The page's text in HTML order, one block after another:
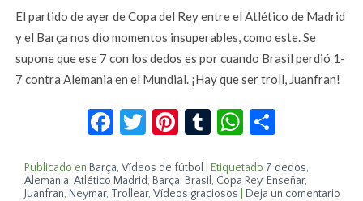
El partido de ayer de Copa del Rey entre el Atlético de Madrid
y el Barça nos dio momentos insuperables, como este. Se
supone que ese 7 con los dedos es por cuando Brasil perdió 1-
7 contra Alemania en el Mundial. ¡Hay que ser troll, Juanfran!
Facebook
Twitter
Pinterest
TumblrWhatsApp
Publicado en Barça,Vídeos de fútbol Etiquetado 7 dedos,
Alemania,Atlético Madrid, Barça, Brasil , Copa Rey, Enseñar,
Juanfran, Neymar, Trollear,Vídeos graciosos Deja un comentario